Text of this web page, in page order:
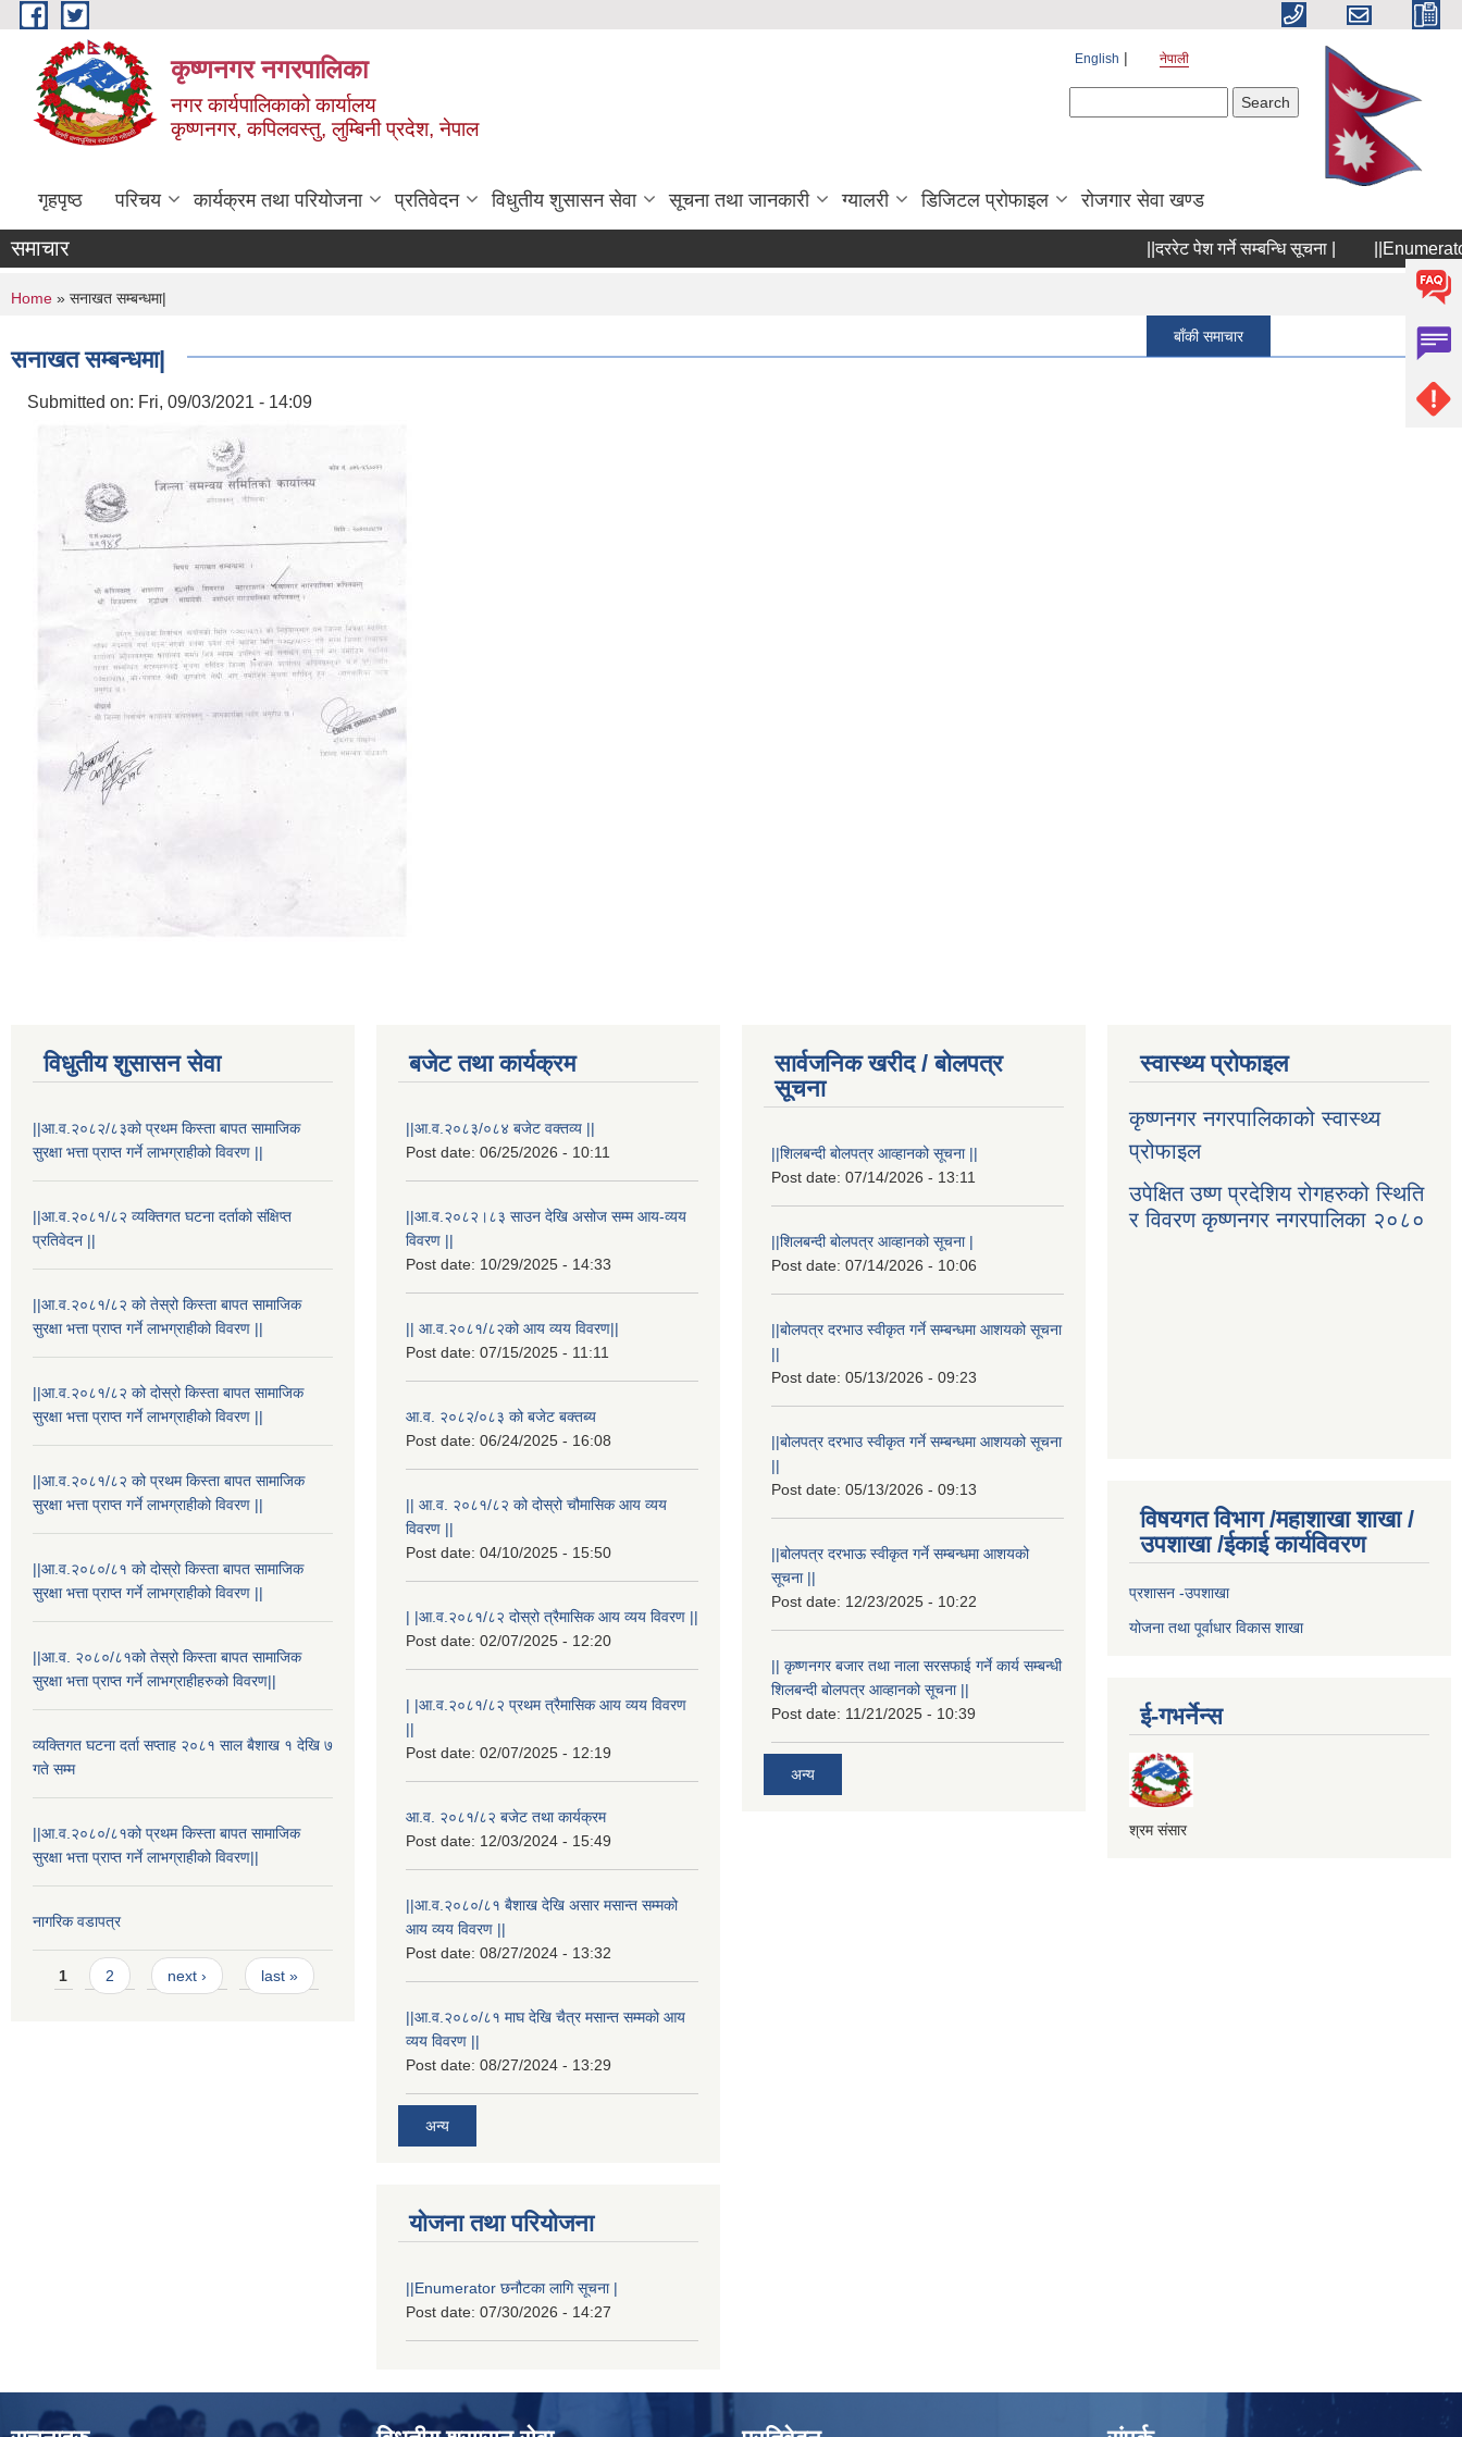
Skip to main content
कृष्णनगर नगरपालिका
नगर कार्यपालिकाको कार्यालय
कृष्णनगर, कपिलवस्तु, लुम्बिनी प्रदेश, नेपाल
English नेपाली
गृहपृष्ठ परिचय कार्यक्रम तथा परियोजना प्रतिवेदन विधुतीय शुसासन सेवा सूचना तथा जानकारी ग्यालरी डिजिटल प्रोफाइल रोजगार सेवा खण्ड
समाचार ||दररेट पेश गर्ने सम्बन्धि सूचना | ||Enumerator
1
बाँकी समाचार
You are here
Home » सनाखत सम्बन्धमा|
सनाखत सम्बन्धमा|
Submitted on: Fri, 09/03/2021 - 14:09
विधुतीय शुसासन सेवा
||आ.व.२०८२/८३को प्रथम किस्ता बापत सामाजिक
सुरक्षा भत्ता प्राप्त गर्ने लाभग्राहीको विवरण ||
||आ.व.२०८१/८२ व्यक्तिगत घटना दर्ताको संक्षिप्त
प्रतिवेदन ||
||आ.व.२०८१/८२ को तेस्रो किस्ता बापत सामाजिक
सुरक्षा भत्ता प्राप्त गर्ने लाभग्राहीको विवरण ||
||आ.व.२०८१/८२ को दोस्रो किस्ता बापत सामाजिक
सुरक्षा भत्ता प्राप्त गर्ने लाभग्राहीको विवरण ||
||आ.व.२०८१/८२ को प्रथम किस्ता बापत सामाजिक
सुरक्षा भत्ता प्राप्त गर्ने लाभग्राहीको विवरण ||
||आ.व.२०८०/८१ को दोस्रो किस्ता बापत सामाजिक
सुरक्षा भत्ता प्राप्त गर्ने लाभग्राहीको विवरण ||
||आ.व. २०८०/८१को तेस्रो किस्ता बापत सामाजिक
सुरक्षा भत्ता प्राप्त गर्ने लाभग्राहीहरुको विवरण||
व्यक्तिगत घटना दर्ता सप्ताह २०८१ साल बैशाख १ देखि ७
गते सम्म
||आ.व.२०८०/८१को प्रथम किस्ता बापत सामाजिक
सुरक्षा भत्ता प्राप्त गर्ने लाभग्राहीको विवरण||
नागरिक वडापत्र
Pages
1 2 next › last »
बजेट तथा कार्यक्रम
||आ.व.२०८३/०८४ बजेट वक्तव्य ||
Post date: 06/25/2026 - 10:11
||आ.व.२०८२।८३ साउन देखि असोज सम्म आय-व्यय
विवरण ||
Post date: 10/29/2025 - 14:33
|| आ.व.२०८१/८२को आय व्यय विवरण||
Post date: 07/15/2025 - 11:11
आ.व. २०८२/०८३ को बजेट बक्तब्य
Post date: 06/24/2025 - 16:08
|| आ.व. २०८१/८२ को दोस्रो चौमासिक आय व्यय
विवरण ||
Post date: 04/10/2025 - 15:50
| |आ.व.२०८१/८२ दोस्रो त्रैमासिक आय व्यय विवरण ||
Post date: 02/07/2025 - 12:20
| |आ.व.२०८१/८२ प्रथम त्रैमासिक आय व्यय विवरण
||
Post date: 02/07/2025 - 12:19
आ.व. २०८१/८२ बजेट तथा कार्यक्रम
Post date: 12/03/2024 - 15:49
||आ.व.२०८०/८१ बैशाख देखि असार मसान्त सम्मको
आय व्यय विवरण ||
Post date: 08/27/2024 - 13:32
||आ.व.२०८०/८१ माघ देखि चैत्र मसान्त सम्मको आय
व्यय विवरण ||
Post date: 08/27/2024 - 13:29
अन्य
योजना तथा परियोजना
||Enumerator छनौटका लागि सूचना |
Post date: 07/30/2026 - 14:27
सार्वजनिक खरीद / बोलपत्र
सूचना
||शिलबन्दी बोलपत्र आव्हानको सूचना ||
Post date: 07/14/2026 - 13:11
||शिलबन्दी बोलपत्र आव्हानको सूचना |
Post date: 07/14/2026 - 10:06
||बोलपत्र दरभाउ स्वीकृत गर्ने सम्बन्धमा आशयको सूचना
||
Post date: 05/13/2026 - 09:23
||बोलपत्र दरभाउ स्वीकृत गर्ने सम्बन्धमा आशयको सूचना
||
Post date: 05/13/2026 - 09:13
||बोलपत्र दरभाऊ स्वीकृत गर्ने सम्बन्धमा आशयको
सूचना ||
Post date: 12/23/2025 - 10:22
|| कृष्णनगर बजार तथा नाला सरसफाई गर्ने कार्य सम्बन्धी
शिलबन्दी बोलपत्र आव्हानको सूचना ||
Post date: 11/21/2025 - 10:39
अन्य
स्वास्थ्य प्रोफाइल
कृष्णनगर नगरपालिकाको स्वास्थ्य
प्रोफाइल
उपेक्षित उष्ण प्रदेशिय रोगहरुको स्थिति
र विवरण कृष्णनगर नगरपालिका २०८०
विषयगत विभाग /महाशाखा शाखा /
उपशाखा /ईकाई कार्यविवरण
प्रशासन -उपशाखा
योजना तथा पूर्वाधार विकास शाखा
ई-गभर्नेन्स
श्रम संसार